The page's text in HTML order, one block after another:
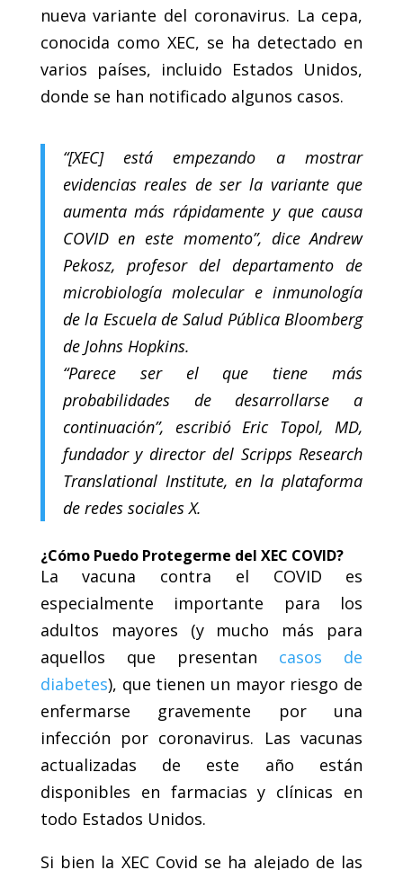
nueva variante del coronavirus. La cepa,
conocida como XEC, se ha detectado en
varios países, incluido Estados Unidos,
donde se han notificado algunos casos.
“[XEC] está empezando a mostrar
evidencias reales de ser la variante que
aumenta más rápidamente y que causa
COVID en este momento”, dice Andrew
Pekosz, profesor del departamento de
microbiología molecular e inmunología
de la Escuela de Salud Pública Bloomberg
de Johns Hopkins.
“Parece ser el que tiene más
probabilidades de desarrollarse a
continuación”, escribió Eric Topol, MD,
fundador y director del Scripps Research
Translational Institute, en la plataforma
de redes sociales X.
¿Cómo Puedo Protegerme del XEC COVID?
La vacuna contra el COVID es
especialmente importante para los
adultos mayores (y mucho más para
aquellos que presentan casos de
diabetes), que tienen un mayor riesgo de
enfermarse gravemente por una
infección por coronavirus. Las vacunas
actualizadas de este año están
disponibles en farmacias y clínicas en
todo Estados Unidos.
Si bien la XEC Covid se ha alejado de las